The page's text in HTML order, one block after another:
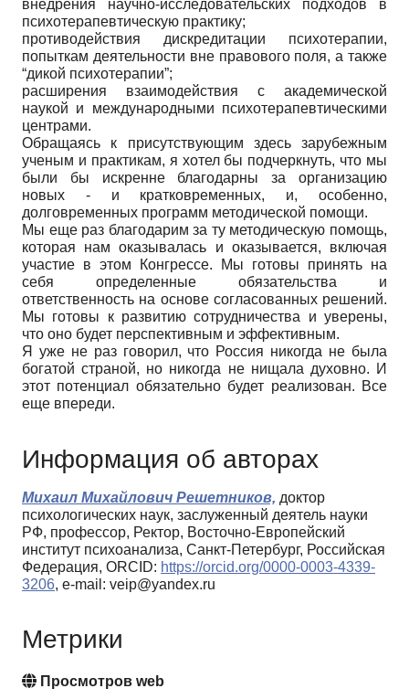
внедрения научно-исследовательских подходов в
психотерапевтическую практику;
противодействия дискредитации психотерапии,
попыткам деятельности вне правового поля, а также
“дикой психотерапии”;
расширения взаимодействия с академической
наукой и международными психотерапевтическими
центрами.
Обращаясь к присутствующим здесь зарубежным
ученым и практикам, я хотел бы подчеркнуть, что мы
были бы искренне благодарны за организацию
новых - и кратковременных, и, особенно,
долговременных программ методической помощи.
Мы еще раз благодарим за ту методическую помощь,
которая нам оказывалась и оказывается, включая
участие в этом Конгрессе. Мы готовы принять на
себя определенные обязательства и
ответственность на основе согласованных решений.
Мы готовы к развитию сотрудничества и уверены,
что оно будет перспективным и эффективным.
Я уже не раз говорил, что Россия никогда не была
богатой страной, но никогда не нищала духовно. И
этот потенциал обязательно будет реализован. Все
еще впереди.
Информация об авторах
Михаил Михайлович Решетников, доктор
психологических наук, заслуженный деятель науки
РФ, профессор, Ректор, Восточно-Европейский
институт психоанализа, Санкт-Петербург, Российская
Федерация, ORCID: https://orcid.org/0000-0003-4339-
3206, e-mail: veip@yandex.ru
Метрики
Просмотров web